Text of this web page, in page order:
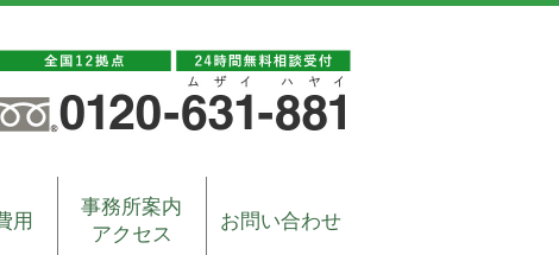
用
事務所案内
アクセス
お問い合わせ